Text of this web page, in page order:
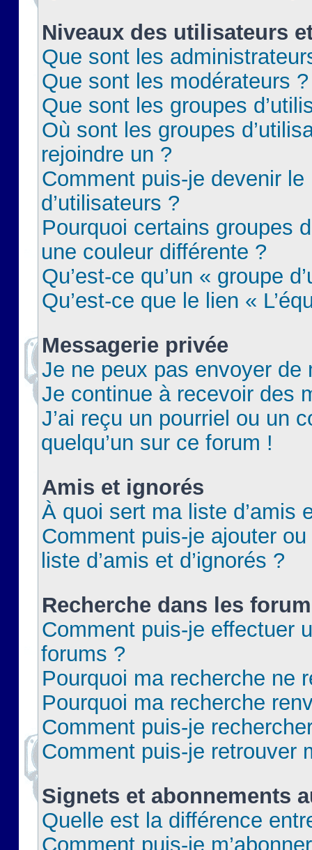
Niveaux des utilisateurs
Que sont les
Que sont les modérateurs ?
Que sont les groupes
Où sont les groupes
rejoindre un ?
Comment puis-je devenir le
d’utilisateurs ?
Pourquoi certains groupes
une couleur différente ?
Qu’est-ce qu’un « groupe
Qu’est-ce que le lien «
Messagerie privée
Je ne peux pas envoyer de
Je continue à recevoir des
J’ai reçu un pourriel ou un
quelqu’un sur ce forum !
Amis et ignorés
À quoi sert ma liste d’amis
Comment puis-je ajouter
liste d’amis et d’ignorés ?
Recherche dans les
Comment puis-je effectuer
forums ?
Pourquoi ma recherche ne
Pourquoi ma recherche
Comment puis-je
Comment puis-je retrouver
Signets et abonnements
Quelle est la différence
Comment puis-je